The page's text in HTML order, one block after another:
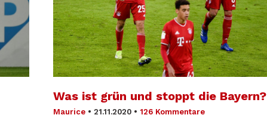
Was ist grün und stoppt die Bayern?
Maurice • 21.11.2020 • 126 Kommentare